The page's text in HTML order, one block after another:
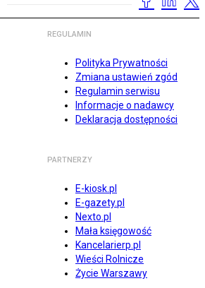
REGULAMIN
Polityka Prywatności
Zmiana ustawień zgód
Regulamin serwisu
Informacje o nadawcy
Deklaracja dostępności
PARTNERZY
E-kiosk.pl
E-gazety.pl
Nexto.pl
Mała księgowość
Kancelarierp.pl
Wieści Rolnicze
Życie Warszawy